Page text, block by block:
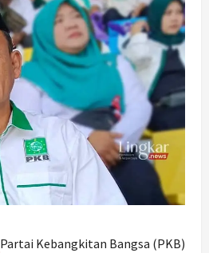
Partai Kebangkitan Bangsa (PKB)